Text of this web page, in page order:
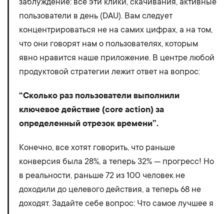
пользователи в день (DAU). Вам следует
концентрироваться не на самих цифрах, а на том,
что они говорят нам о пользователях, которым
явно нравится наше приложение. В центре любой
продуктовой стратегии лежит ответ на вопрос:
“Сколько раз пользователи выполнили
ключевое действие (core action) за
определенный отрезок времени”.
Конечно, все хотят говорить, что раньше
конверсия была 28%, а теперь 32% — прогресс! Но
в реальности, раньше 72 из 100 человек не
доходили до целевого действия, а теперь 68 не
доходят. Задайте себе вопрос: Что самое лучшее я